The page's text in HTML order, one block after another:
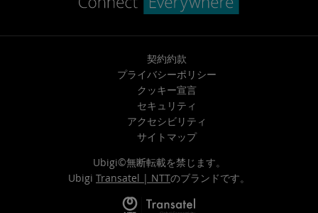
契約約款
プライバシーポリシー
クッキー宣言
セキュリティ
アクセシビリティ
サイトマップ
Ubigi©無断転載を禁じます。
Ubigi Transatel | NTTのブランドです。